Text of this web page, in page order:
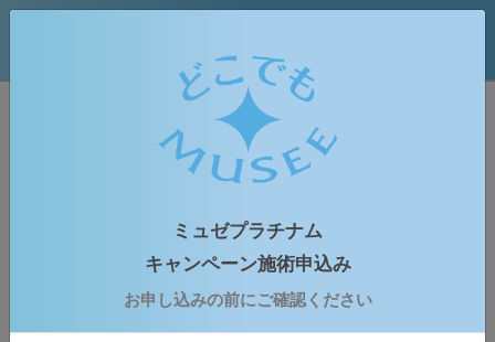
はじめての方専用予約申込みフォーム
ミュゼプラチナム
キャンペーン施術申込み
お申し込みの前にご確認ください
お申込みの流れ
ご予約情報の入力